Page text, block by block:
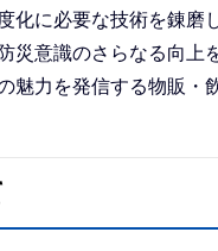
化に必要な技術を錬
災意識のさらなる向
魅力を発信する物販